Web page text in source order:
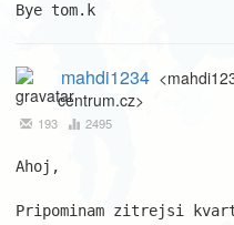
Bye tom.k
mahdi1234
centrum.cz>
193 2495
Ahoj,
Pripominam zitrejsi